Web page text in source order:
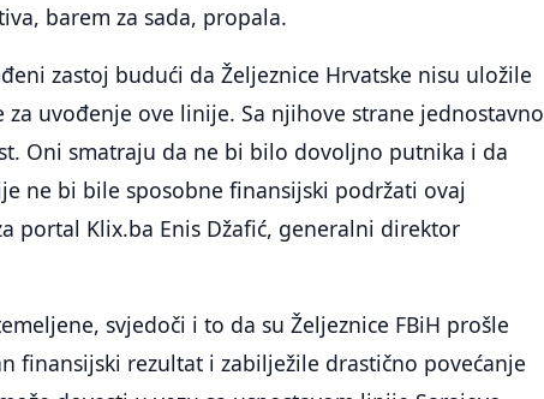
barem za sada, propala.
zastoj budući da Željeznice Hrvatske nisu uložile
uvođenje ove linije. Sa njihove strane jednostavno
Oni smatraju da ne bi bilo dovoljno putnika i da
ne bi bile sposobne finansijski podržati ovaj
portal Klix.ba Enis Džafić, generalni direktor
svjedoči i to da su Željeznice FBiH prošle
finansijski rezultat i zabilježile drastično povećanje